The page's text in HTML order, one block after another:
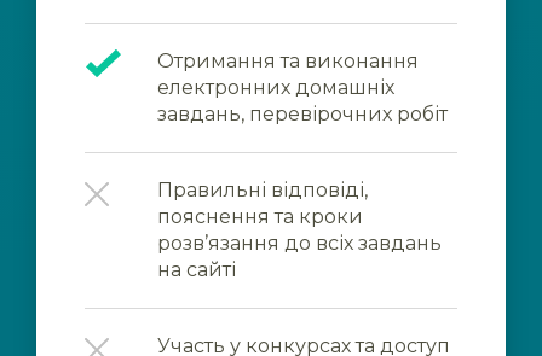
Отримання та виконання
електронних домашніх
завдань, перевірочних робіт
Правильні відповіді,
пояснення та кроки
розв’язання до всіх завдань
на сайті
Участь у конкурсах та доступ